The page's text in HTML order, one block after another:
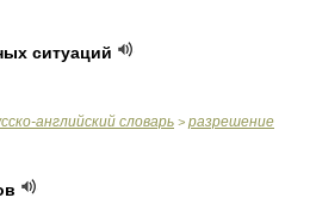
ситуаций
английский словарь > разрешение